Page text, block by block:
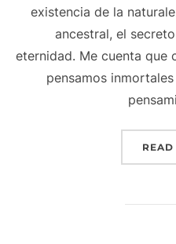
existencia de la
ancestral, el
eternidad. Me cuenta que
pensamos
READ